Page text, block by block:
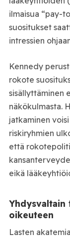
ilmaisua “pay-
suositukset
intressien
Kennedy
rokote
sisällyttäminen
näkökulmasta.
jatkaminen
riskiryhmien
että
eikä
Yhdysvaltain
oikeuteen
Lasten